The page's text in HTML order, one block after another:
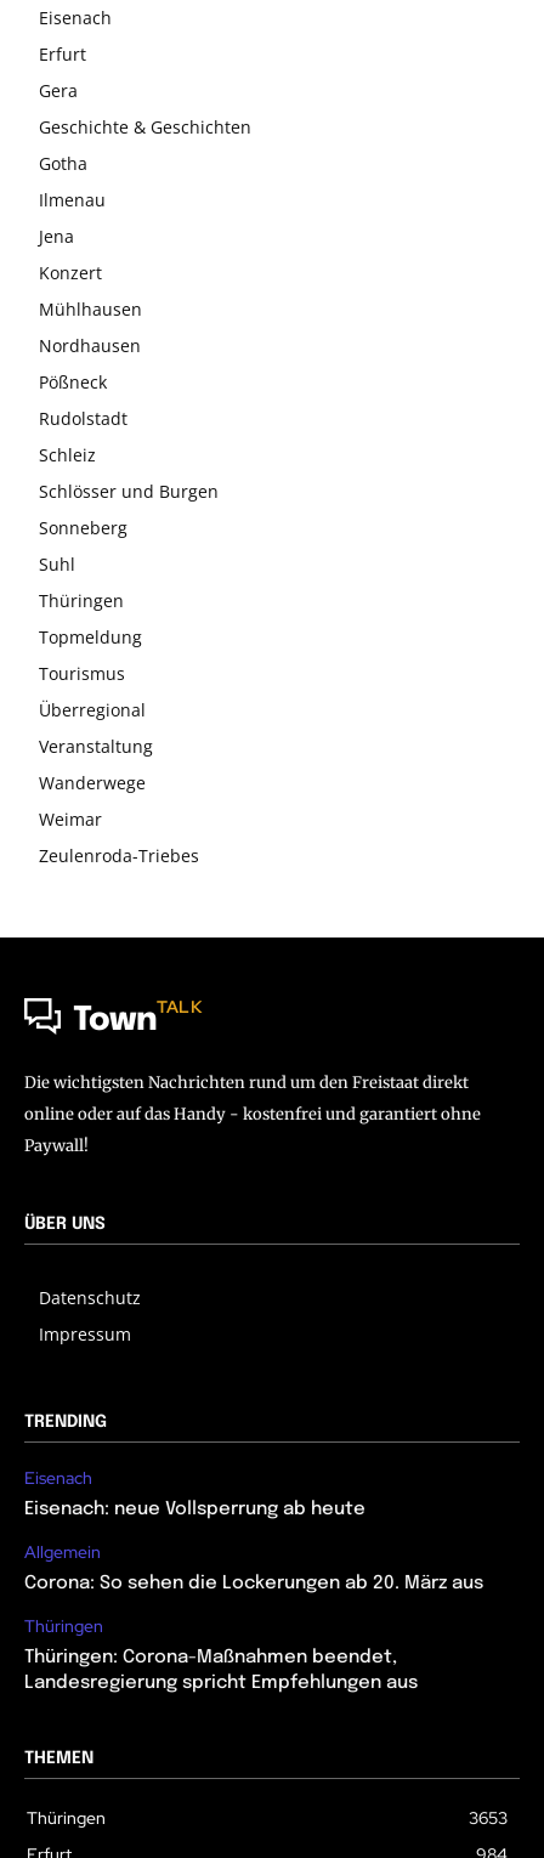
Eisenach
Erfurt
Gera
Geschichte & Geschichten
Gotha
Ilmenau
Jena
Konzert
Mühlhausen
Nordhausen
Pößneck
Rudolstadt
Schleiz
Schlösser und Burgen
Sonneberg
Suhl
Thüringen
Topmeldung
Tourismus
Überregional
Veranstaltung
Wanderwege
Weimar
Zeulenroda-Triebes
TownTALK
Die wichtigsten Nachrichten rund um den Freistaat direkt
online oder auf das Handy - kostenfrei und garantiert ohne
Paywall!
ÜBER UNS
Datenschutz
Impressum
TRENDING
Eisenach
Eisenach: neue Vollsperrung ab heute
Allgemein
Corona: So sehen die Lockerungen ab 20. März aus
Thüringen
Thüringen: Corona-Maßnahmen beendet,
Landesregierung spricht Empfehlungen aus
THEMEN
Thüringen
3653